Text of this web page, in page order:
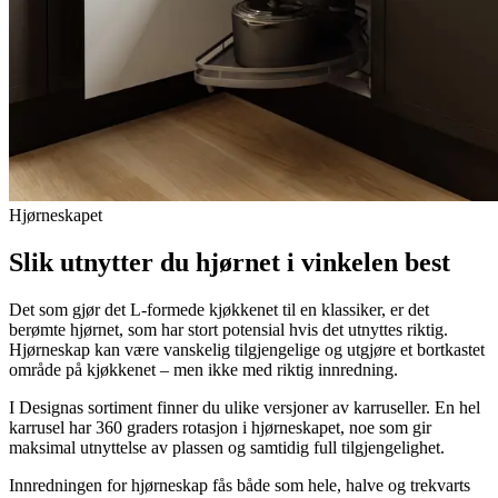
Hjørneskapet
Slik utnytter du hjørnet i vinkelen best
Det som gjør det L-formede kjøkkenet til en klassiker, er det
berømte hjørnet, som har stort potensial hvis det utnyttes riktig.
Hjørneskap kan være vanskelig tilgjengelige og utgjøre et bortkastet
område på kjøkkenet – men ikke med riktig innredning.
I Designas sortiment finner du ulike versjoner av karruseller. En hel
karrusel har 360 graders rotasjon i hjørneskapet, noe som gir
maksimal utnyttelse av plassen og samtidig full tilgjengelighet.
Innredningen for hjørneskap fås både som hele, halve og trekvarts